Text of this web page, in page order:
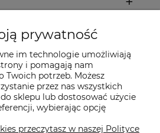
prywatność
im technologie umożliwiają
i pomagają nam
Twoich potrzeb. Możesz
przez nas wszystkich
sklepu lub dostosować użycie
wybierając opcję
przeczytasz w naszej Polityce